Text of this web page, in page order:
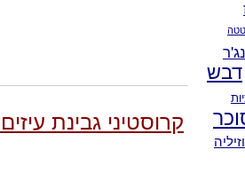
קרוסטיני גבינת
דבש